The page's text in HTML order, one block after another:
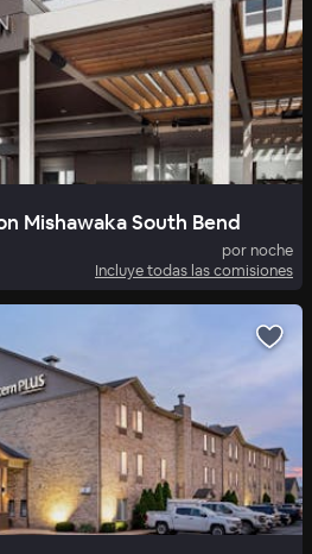
Mishawaka South Bend
por noche
Incluye todas las comisiones